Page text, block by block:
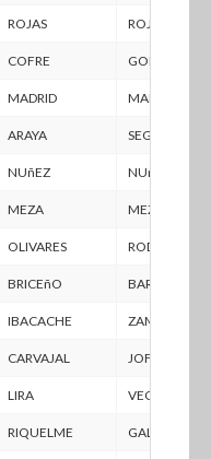
ROJAS ROJAS
COFRE GOMEZ
MADRID MADRID
ARAYA SEGOVIA
NUñEZ NUñEZ
MEZA MEZA
OLIVARES RODRIGUEZ
BRICEñO BARRIOS
IBACACHE ZAMORANO
CARVAJAL JOFRE
LIRA VEGA
RIQUELME